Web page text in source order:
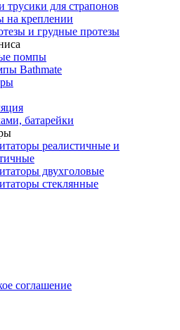
трусики для страпонов
на креплении
и грудные протезы
помпы
Bathmate
батарейки
реалистичные и
двухголовые
стеклянные
соглашение